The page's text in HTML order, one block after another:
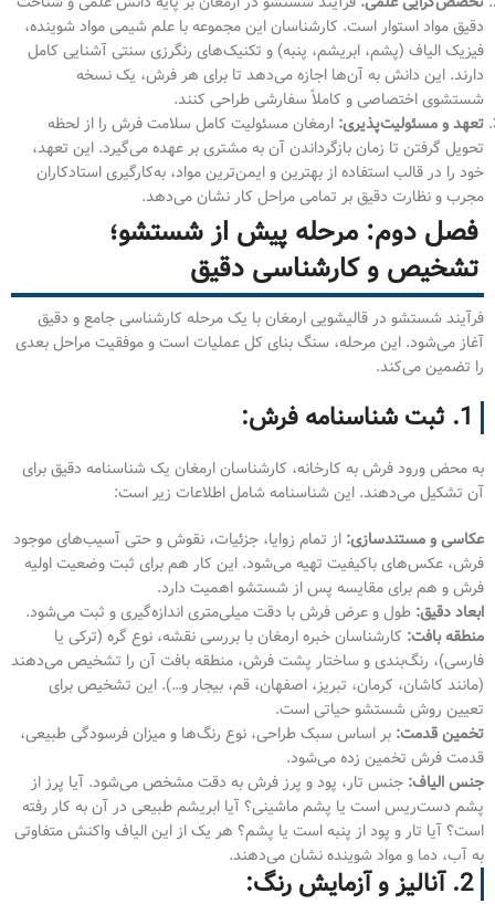
دقیق مواد استوار است. کارشناسان این مجموعه با علم شیمی مواد شوینده،
فیزیک الیاف (پشم، ابریشم، پنبه) و تکنیک‌های رنگرزی سنتی آشنایی کامل
دارند. این دانش به آن‌ها اجازه می‌دهد تا برای هر فرش، یک نسخه
شستشوی اختصاصی و کاملاً سفارشی طراحی کنند.
تعهد و مسئولیت‌پذیری: ارمغان مسئولیت کامل سلامت فرش را از لحظه
تحویل گرفتن تا زمان بازگرداندن آن به مشتری بر عهده می‌گیرد. این تعهد،
خود را در قالب استفاده از بهترین و ایمن‌ترین مواد، به‌کارگیری استادکاران
مجرب و نظارت دقیق بر تمامی مراحل کار نشان می‌دهد.
فصل دوم: مرحله پیش از شستشو؛
تشخیص و کارشناسی دقیق
فرآیند شستشو در قالیشویی ارمغان با یک مرحله کارشناسی جامع و دقیق
آغاز می‌شود. این مرحله، سنگ بنای کل عملیات است و موفقیت مراحل بعدی
را تضمین می‌کند.
1. ثبت شناسنامه فرش:
به محض ورود فرش به کارخانه، کارشناسان ارمغان یک شناسنامه دقیق برای
آن تشکیل می‌دهند. این شناسنامه شامل اطلاعات زیر است:
عکاسی و مستندسازی: از تمام زوایا، جزئیات، نقوش و حتی آسیب‌های موجود
فرش، عکس‌های باکیفیت تهیه می‌شود. این کار هم برای ثبت وضعیت اولیه
فرش و هم برای مقایسه پس از شستشو اهمیت دارد.
ابعاد دقیق: طول و عرض فرش با دقت میلی‌متری اندازه‌گیری و ثبت می‌شود.
منطقه بافت: کارشناسان خبره ارمغان با بررسی نقشه، نوع گره (ترکی یا
فارسی)، رنگ‌بندی و ساختار پشت فرش، منطقه بافت آن را تشخیص می‌دهند
(مانند کاشان، کرمان، تبریز، اصفهان، قم، بیجار و…). این تشخیص برای
تعیین روش شستشو حیاتی است.
تخمین قدمت: بر اساس سبک طراحی، نوع رنگ‌ها و میزان فرسودگی طبیعی،
قدمت فرش تخمین زده می‌شود.
جنس الیاف: جنس تار، پود و پرز فرش به دقت مشخص می‌شود. آیا پرز از
پشم دست‌ریس است یا پشم ماشینی؟ آیا ابریشم طبیعی در آن به کار رفته
است؟ آیا تار و پود از پنبه است یا پشم؟ هر یک از این الیاف واکنش متفاوتی
به آب، دما و مواد شوینده نشان می‌دهند.
2. آنالیز و آزمایش رنگ: